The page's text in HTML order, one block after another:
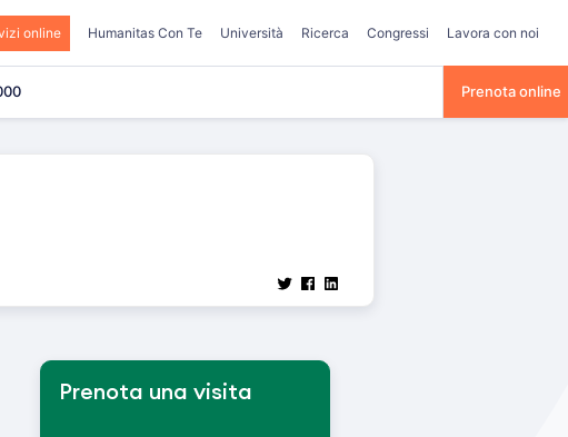
online Humanitas Con Te Università Ricerca Congressi Lavora con noi
Prenota online
Prenota una visita